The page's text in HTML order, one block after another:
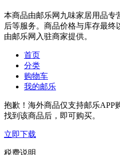
本商品由邮乐网九味家居用品专
后等服务。商品价格与库存最
由邮乐网入驻商家提供。
首页
分类
购物车
我的邮乐
抱歉！海外商品仅支持邮乐APP
找到该商品后，即可购买。
立即下载
税费说明